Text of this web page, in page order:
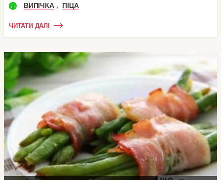
ВИПІЧКА , ПІЦА
ЧИТАТИ ДАЛІ